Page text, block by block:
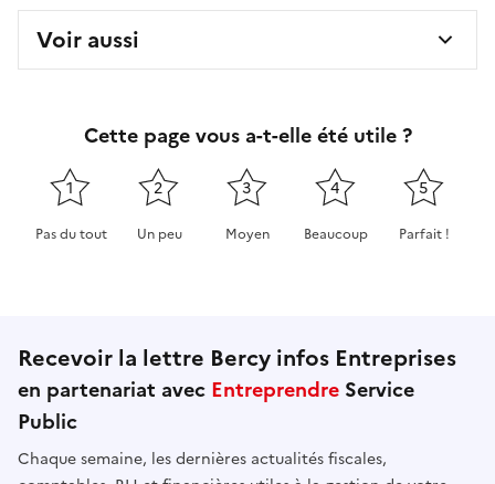
Voir aussi
Cette page vous a-t-elle été utile ?
1
Pas du tout
2
Un peu
3
Moyen
4
Beaucoup
5
Parfait !
Recevoir la lettre Bercy infos Entreprises
en partenariat avec Entreprendre Service
Public
Chaque semaine, les dernières actualités fiscales,